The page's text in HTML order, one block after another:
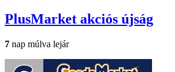
PlusMarket akciós újság
7 nap múlva lejár